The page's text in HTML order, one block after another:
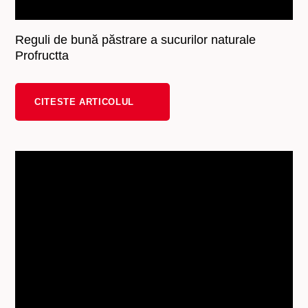
Reguli de bună păstrare a sucurilor naturale
Profructta
CITESTE ARTICOLUL